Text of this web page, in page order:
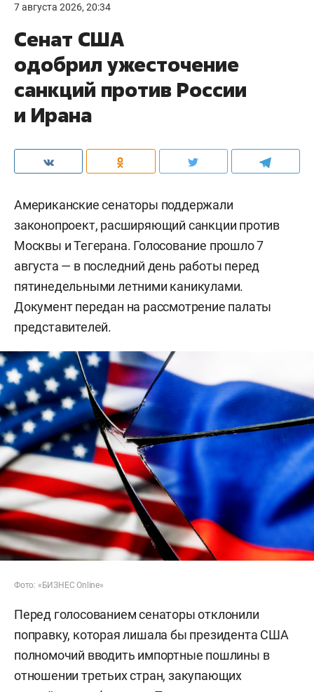
7 августа 2026, 20:34
Сенат США
одобрил ужесточение
санкций против России
и Ирана
Американские сенаторы поддержали
законопроект, расширяющий санкции против
Москвы и Тегерана. Голосование прошло 7
августа — в последний день работы перед
пятинедельными летними каникулами.
Документ передан на рассмотрение палаты
представителей.
Фото: «БИЗНЕС Online»
Перед голосованием сенаторы отклонили
поправку, которая лишала бы президента США
полномочий вводить импортные пошлины в
отношении третьих стран, закупающих